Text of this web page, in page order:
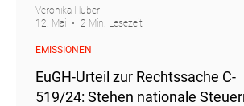
Flächeninanspruchnahme eines
Logistikzentrums (in ha) mit der
Produktionskapazität einer
EuGH-Urteil zur Rechtssache C-
519/24: Stehen nationale
EMISSIONEN
Veronika Huber
12. Mai
2 Min. Lesezeit